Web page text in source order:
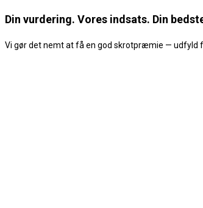
Din vurdering. Vores indsats. Din
Vi gør det nemt at få en god skrotpræmie — udfyld